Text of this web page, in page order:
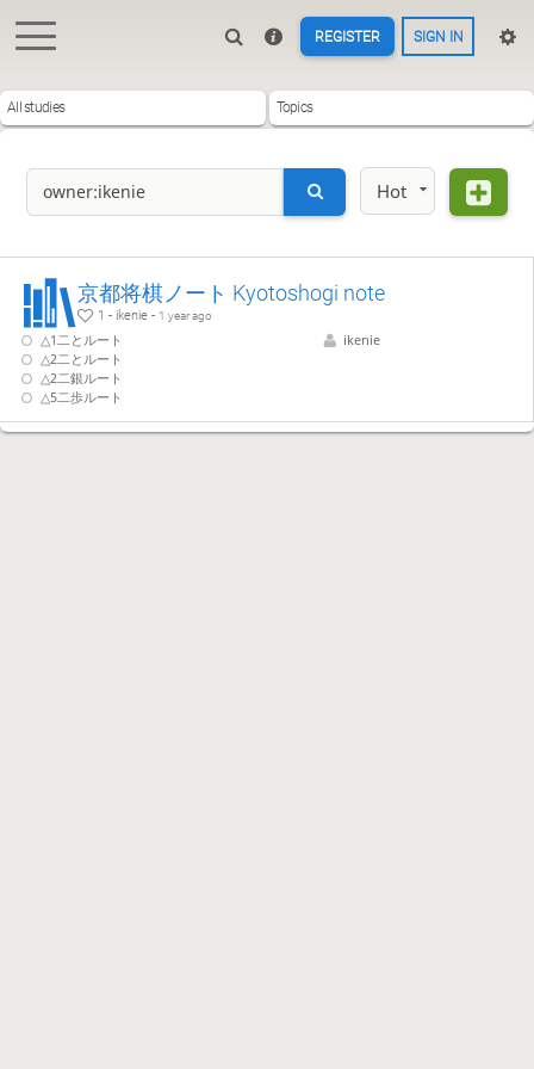
REGISTER SIGN IN
All studies Topics
Hot
京都将棋ノート Kyotoshogi note
1 - ikenie - 1 year ago
△1二とルート
△2二とルート
△2二銀ルート
△5二歩ルート
ikenie